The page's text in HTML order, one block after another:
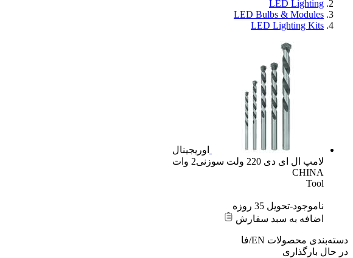
LED Lighting
LED Bulbs & Modules
LED Lighting Kits
اوریجینال
لامپ ال ای دی 220 ولت سوزنی2 وات
CHINA
Tool
ناموجود-تحویل 35 روزه
اضافه به سبد سفارش
دسته‌بندی محصولات EN/فا
در حال بارگذاری